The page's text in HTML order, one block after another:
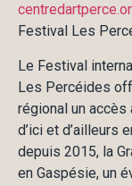
Festival Les
Le Festival
Les Percéides
régional un accès
d’ici et d’ailleurs
depuis 2015, la
en Gaspésie, un